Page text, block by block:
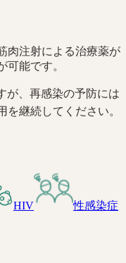
肉注射による治療薬が
可能です。
が、再感染の予防には
継続してください。
HIV 性感染症